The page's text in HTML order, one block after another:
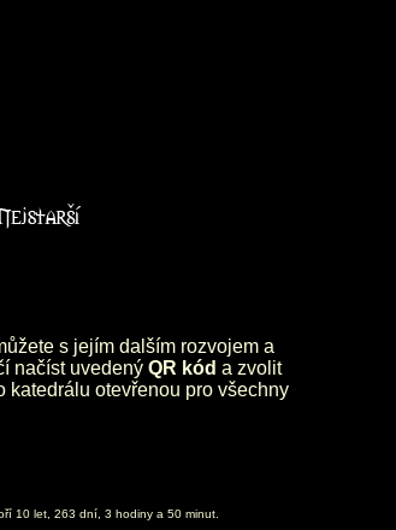
s jejím dalším rozvojem a
načíst uvedený QR kód a zvolit
katedrálu otevřenou pro všechny
10 let, 263 dní, 3 hodiny a 50 minut.